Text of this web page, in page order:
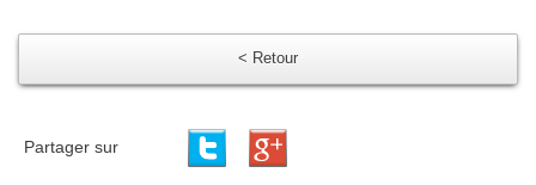
< Retour
Partager sur